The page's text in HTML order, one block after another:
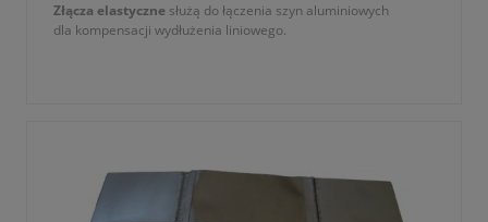
Złącza elastyczne służą do łączenia szyn aluminiowych
dla kompensacji wydłużenia liniowego.